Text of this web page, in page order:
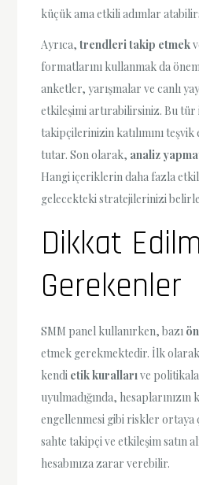
küçük ama etkili adımlar
Ayrıca,trendleri takip etmek
formatlarını kullanmak da
anketler, yarışmalar ve canlı
etkileşimi artırabilirsiniz. Bu
takipçilerinizin katılımını
tutar. Son olarak, analiz
Hangi içeriklerin daha fazla
gelecekteki stratejilerinizi
Dikkat
Gerekenler
SMM panel kullanırken, bazı
etmek gerekmektedir. İlk
kendi etik kuralları ve
uyulmadığında, hesaplarınızın
engellenmesi gibi riskler ortaya
sahte takipçi ve etkileşim satın
hesabınıza zarar verebilir.